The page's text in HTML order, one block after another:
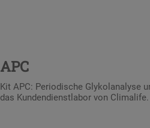
APC
Kit APC: Periodische Glykolanalyse
das Kundendienstlabor von Climalife.